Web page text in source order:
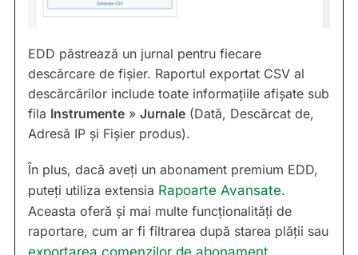
EDD păstrează un jurnal pentru fiecare
descărcare de fișier. Raportul exportat CSV al
descărcărilor include toate informațiile afișate sub
fila Instrumente » Jurnale (Dată, Descărcat de,
Adresă IP și Fișier produs).
În plus, dacă aveți un abonament premium EDD,
puteți utiliza extensia Rapoarte Avansate.
Aceasta oferă și mai multe funcționalități de
raportare, cum ar fi filtrarea după starea plății sau
exportarea comenzilor de abonament.